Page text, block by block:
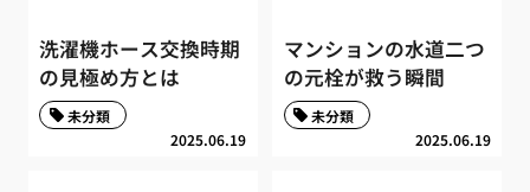
洗濯機ホース交換時期
の見極め方とは
2025.06.19
未分類
マンションの水道二つ
の元栓が救う瞬間
2025.06.19
未分類